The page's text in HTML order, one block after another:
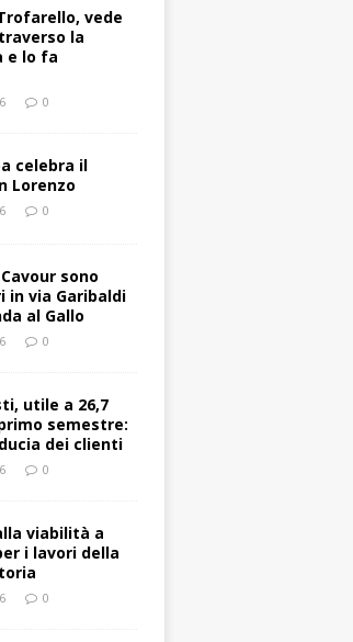
vede
la
e lo fa
0
celebra il
Lorenzo
0
sono
in via Garibaldi
al Gallo
0
utile a 26,7
semestre:
dei clienti
0
viabilità a
i lavori della
0